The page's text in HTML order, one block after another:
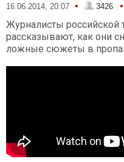
16.06.2014, 20:07 • 3426 •
Журналисты российской
рассказывают, как они
ложные сюжеты в